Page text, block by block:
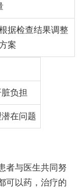
据检查结果调整
案
负担
在问题
者与医生共同努
可以药，治疗的